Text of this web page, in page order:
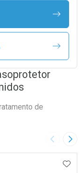
de
Imagem
AOS FAVORITOS